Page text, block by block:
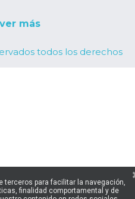
ver más
todos los derechos
terceros para facilitar la navegación,
finalidad comportamental y de